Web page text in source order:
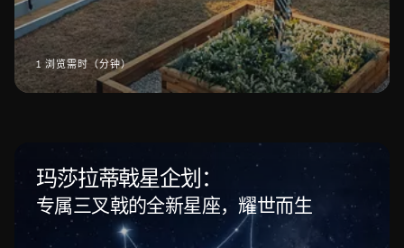
1 浏览需时（分钟）
玛莎拉蒂戟星企划：
专属三叉戟的全新星座，耀世而生